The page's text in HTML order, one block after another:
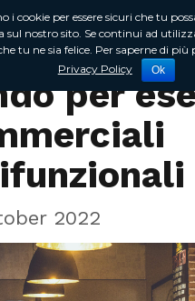
per
2022
i cookie per essere sicuri che tu
sul nostro sito. Se continui ad
tu ne sia felice. Per saperne di più
Privacy Policy
Ok